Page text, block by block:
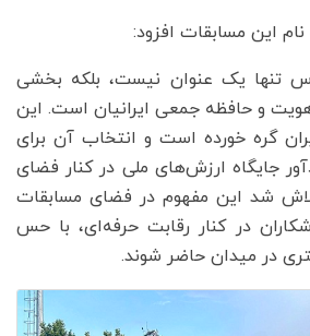
این مسابقات افزود:
تنها یک عنوان نیست، بلکه بخشی
هویت و حافظه جمعی ایرانیان است. این
گره خورده است و انتخاب آن برای
جایگاه ارزش‌های ملی در کنار فضای
شد این مفهوم در فضای مسابقات
در کنار رقابت حرفه‌ای، با حس
در میدان حاضر شوند.